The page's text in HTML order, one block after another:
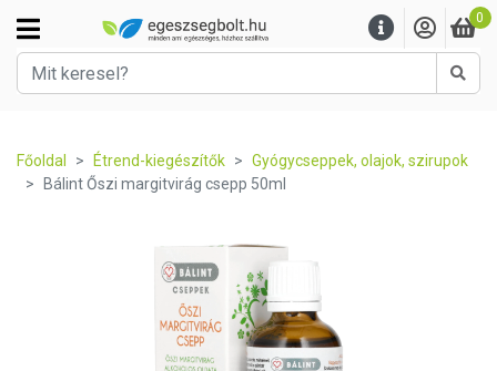
0
Főoldal Étrend-kiegészítők
Gyógycseppek, olajok, szirupok
Bálint Őszi margitvirág csepp 50ml